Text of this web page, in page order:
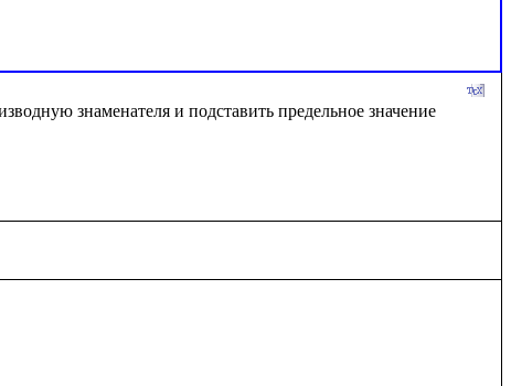
знаменателя и подставить предельное значение